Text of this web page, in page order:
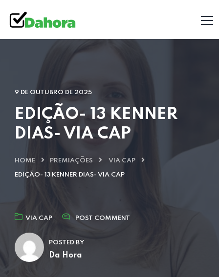
9 DE OUTUBRO DE 2025
EDIÇÃO- 13 KENNER
DIAS- VIA CAP
HOME PREMIAÇÕES VIA CAP
EDIÇÃO- 13 KENNER DIAS- VIA CAP
VIA CAP POST COMMENT
POSTED BY
Da Hora